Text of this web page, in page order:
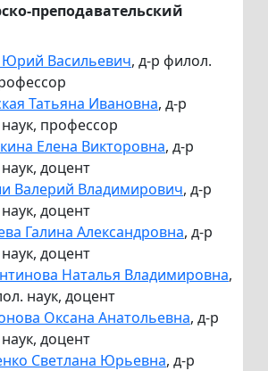
преподавательский
Васильевич, д-р филол.
Татьяна Ивановна, д-р
профессор
Елена Викторовна, д-р
доцент
Валерий Владимирович, д-р
доцент
Галина Александровна, д-р
доцент
Наталья Владимировна,
наук, доцент
Оксана Анатольевна, д-р
доцент
Светлана Юрьевна, д-р